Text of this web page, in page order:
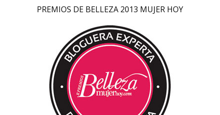
PREMIOS DE BELLEZA 2013 MUJER HOY